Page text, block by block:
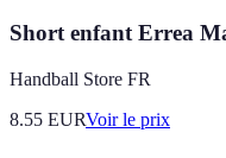
Short enfant Errea
Handball Store FR
8.55 EURVoir le prix